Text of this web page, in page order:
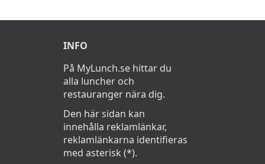
INFO
På MyLunch.se hittar du
alla luncher och
restauranger nära dig.
Den här sidan kan
innehålla reklamlänkar,
reklamlänkarna identifieras
med asterisk (*).